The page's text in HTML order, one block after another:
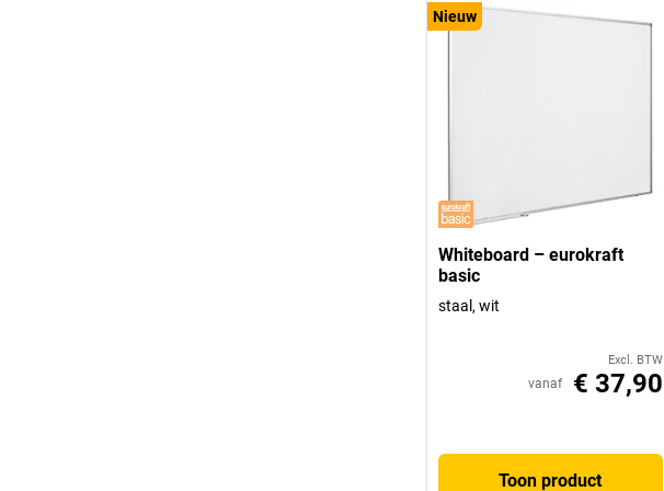
Nieuw
Whiteboard – eurokraft
basic
staal, wit
Excl. BTW
vanaf € 37,90
Toon product